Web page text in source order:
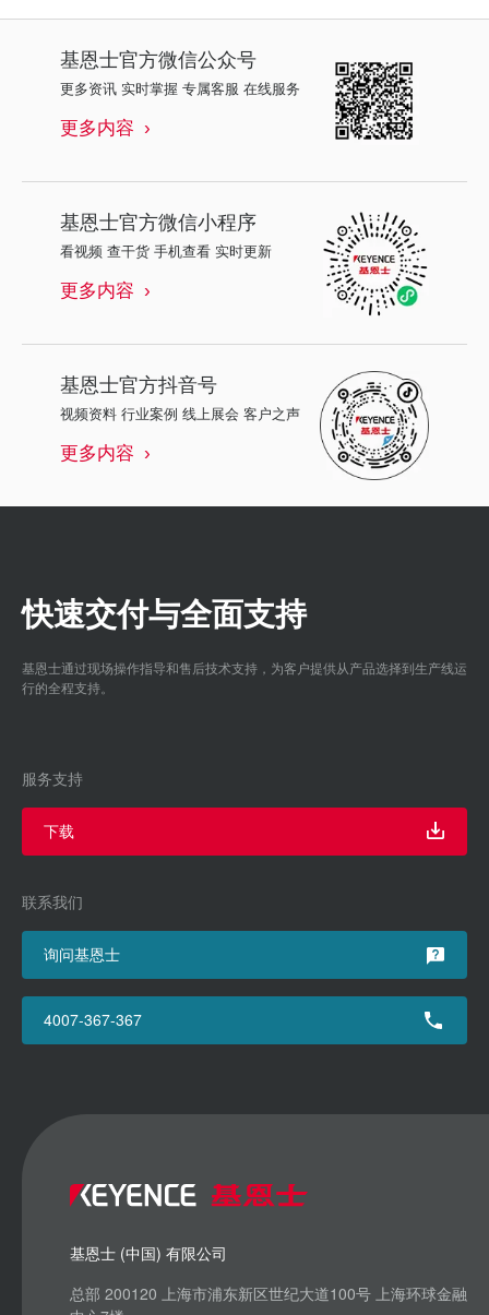
基恩士官方微信公众号
更多资讯 实时掌握 专属客服 在线服务
更多内容
基恩士官方微信小程序
看视频 查干货 手机查看 实时更新
更多内容
基恩士官方抖音号
视频资料 行业案例 线上展会 客户之声
更多内容
快速交付与全面支持
基恩士通过现场操作指导和售后技术支持，为客户提供从产品选择到生产线运
行的全程支持。
服务支持
下载
联系我们
询问基恩士
4007-367-367
基恩士 (中国) 有限公司
总部 200120 上海市浦东新区世纪大道100号 上海环球金融